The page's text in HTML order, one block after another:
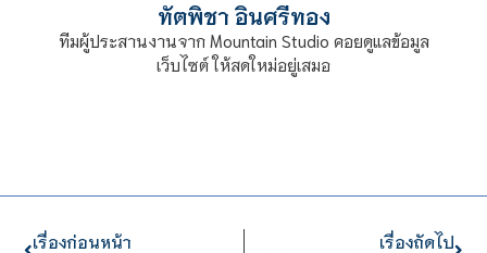
ทัตพิชา อินศรีทอง
ทีมผู้ประสานงานจาก Mountain Studio คอยดูแลข้อมูล
เว็บไซต์ ให้สดใหม่อยู่เสมอ
เรื่องก่อนหน้า เรื่องถัดไป